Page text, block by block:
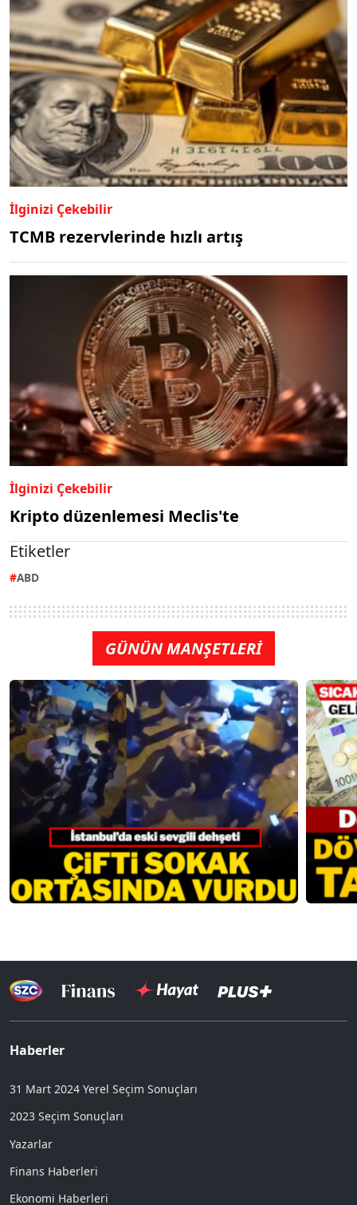
İlginizi Çekebilir
TCMB rezervlerinde hızlı artış
İlginizi Çekebilir
Kripto düzenlemesi Meclis'te
Etiketler
ABD
GÜNÜN MANŞETLERİ
Haberler
31 Mart 2024 Yerel Seçim Sonuçları
2023 Seçim Sonuçları
Yazarlar
Finans Haberleri
Ekonomi Haberleri